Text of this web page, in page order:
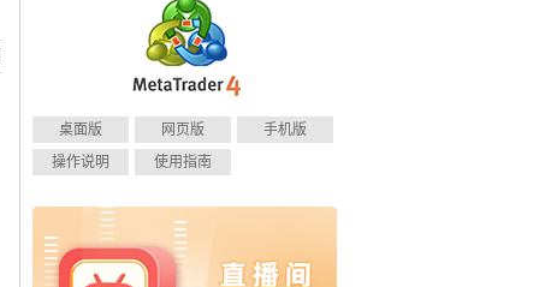
桌面版 网页版
手机版
操作说明
使用指南